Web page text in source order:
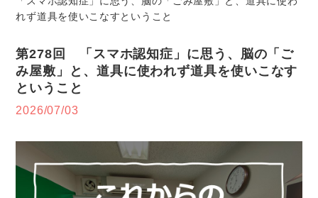
れず道具を使いこなすということ
第278回 「スマホ認知症」に思う、脳の「ご
み屋敷」と、道具に使われず道具を使いこなす
ということ
2026/07/03